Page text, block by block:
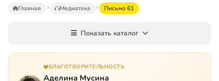
Главная Медиатека Письмо 61
Показать каталог
БЛАГОТВОРИТЕЛЬНОСТЬ
Аделина Мусина